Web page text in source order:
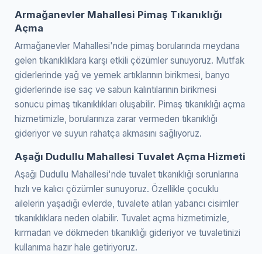
Armağanevler Mahallesi Pimaş Tıkanıklığı
Açma
Armağanevler Mahallesi'nde pimaş borularında meydana
gelen tıkanıklıklara karşı etkili çözümler sunuyoruz. Mutfak
giderlerinde yağ ve yemek artıklarının birikmesi, banyo
giderlerinde ise saç ve sabun kalıntılarının birikmesi
sonucu pimaş tıkanıklıkları oluşabilir. Pimaş tıkanıklığı açma
hizmetimizle, borularınıza zarar vermeden tıkanıklığı
gideriyor ve suyun rahatça akmasını sağlıyoruz.
Aşağı Dudullu Mahallesi Tuvalet Açma Hizmeti
Aşağı Dudullu Mahallesi'nde tuvalet tıkanıklığı sorunlarına
hızlı ve kalıcı çözümler sunuyoruz. Özellikle çocuklu
ailelerin yaşadığı evlerde, tuvalete atılan yabancı cisimler
tıkanıklıklara neden olabilir. Tuvalet açma hizmetimizle,
kırmadan ve dökmeden tıkanıklığı gideriyor ve tuvaletinizi
kullanıma hazır hale getiriyoruz.